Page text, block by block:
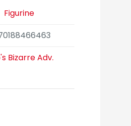
Figurine
Bizarre Adv.